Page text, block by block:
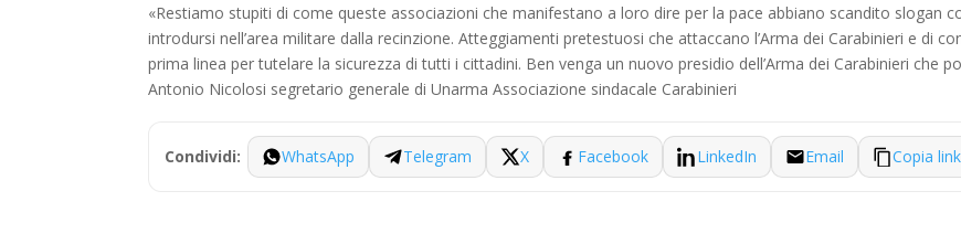
«Restiamo stupiti di come queste associazioni che manifestano a loro dire per la pace abbiano scandito slogan
introdursi nell’area militare dalla recinzione. Atteggiamenti pretestuosi che attaccano l’Arma dei Carabinieri e di
prima linea per tutelare la sicurezza di tutti i cittadini. Ben venga un nuovo presidio dell’Arma dei Carabinieri che
Antonio Nicolosi segretario generale di Unarma Associazione sindacale Carabinieri
Condividi: WhatsApp Telegram X Facebook LinkedIn Email Copia link